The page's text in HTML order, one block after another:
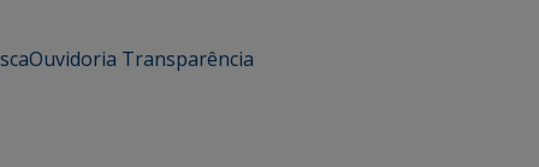
Ouvidoria Transparência